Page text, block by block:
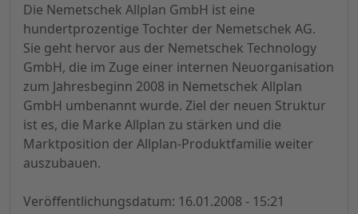
Die Nemetschek Allplan GmbH ist eine
hundertprozentige Tochter der Nemetschek AG.
Sie geht hervor aus der Nemetschek Technology
GmbH, die im Zuge einer internen Neuorganisation
zum Jahresbeginn 2008 in Nemetschek Allplan
GmbH umbenannt wurde. Ziel der neuen Struktur
ist es, die Marke Allplan zu stärken und die
Marktposition der Allplan-Produktfamilie weiter
auszubauen.
Veröffentlichungsdatum: 16.01.2008 - 15:21